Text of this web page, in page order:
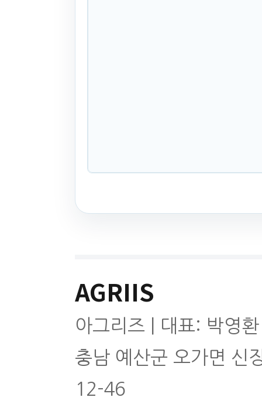
AGRIIS
아그리즈 | 대표: 박영환
충남 예산군 오가면 신
12-46